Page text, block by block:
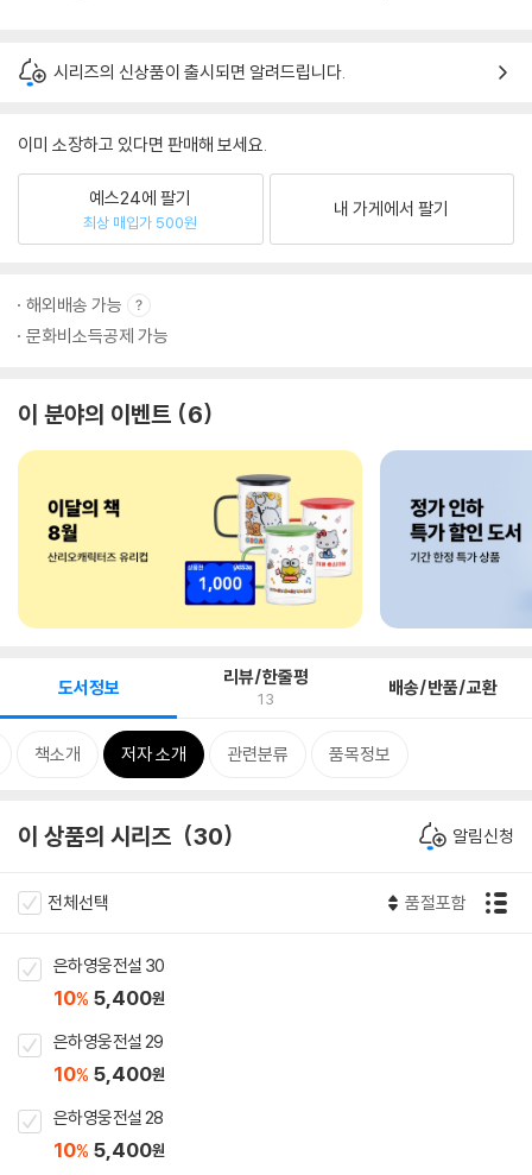
시리즈의 신상품이 출시되면 알려드립니다.
이미 소장하고 있다면 판매해 보세요.
예스24에 팔기
최상 매입가 500원
내 가게에서 팔기
해외배송 가능
문화비소득공제 가능
이 분야의 이벤트 6
도서정보 리뷰/한줄평
13 배송/반품/교환
책소개 저자 소개 관련분류 품목정보
이 상품의 시리즈 30 알림신청
전체선택 품절포함
은하영웅전설 30
10% 5,400원
은하영웅전설 29
10% 5,400원
은하영웅전설 28
10% 5,400원